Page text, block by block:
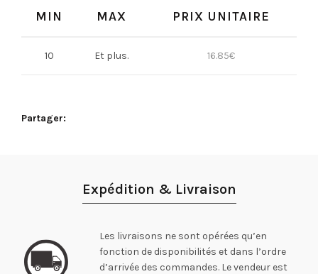
MIN MAX PRIX UNITAIRE
10 Et plus. 16.85€
Partager
Expédition & Livraison
Les livraisons ne sont opérées qu’en
fonction de disponibilités et dans l’ordre
d’arrivée des commandes. Le vendeur est